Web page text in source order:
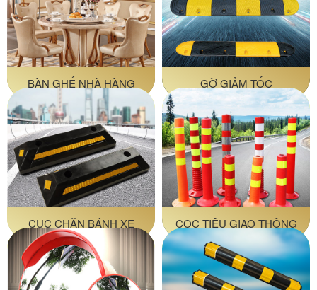
BÀN GHẾ NHÀ HÀNG GỜ GIẢM TỐC
CỤC CHẶN BÁNH XE CỌC TIÊU GIAO THÔNG